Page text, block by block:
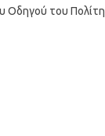
Οδηγού του Πολίτη